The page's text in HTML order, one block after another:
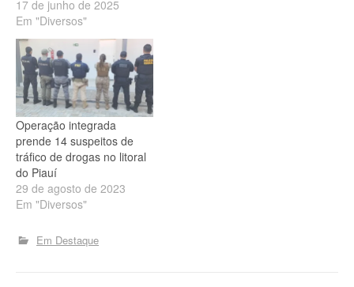
litoral do Piauí, suspeitas
de integrar uma
organização criminosa
especializada no tráfico de
drogas com atuação em
Parnaíba. As prisões
ocorreram durante a
Operação Maré Alta,
deflagrada pela Força
Integrada de Combate ao
Crime…
17 de junho de 2025
Em "Diversos"
Operação integrada
prende 14 suspeitos de
tráfico de drogas no litoral
do Piauí
29 de agosto de 2023
Em "Diversos"
Em Destaque